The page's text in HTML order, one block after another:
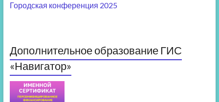
Городская конференция 2025
Дополнительное образование ГИС
«Навигатор»